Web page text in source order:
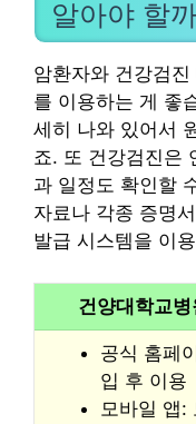
알아야 할
암환자와 건강검
를 이용하는 게 좋
세히 나와 있어서
죠. 또 건강검진은
과 일정도 확인할
자료나 각종 증명
발급 시스템을 이
건양대학교
공식 홈페
입 후 이용
모바일 앱: